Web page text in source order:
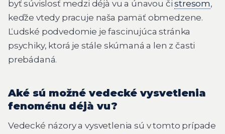
byť súvislosť medzi déjà vu a únavou čistresom,
keďže vtedy pracuje naša pamäť obmedzene.
Ľudské podvedomie je fascinujúca stránka
psychiky, ktorá je stále skúmaná a len z časti
prebádaná.
Aké sú možné vedecké vysvetlenia
fenoménu déjà vu?
Vedecké názory a vysvetlenia sú v tomto prípade